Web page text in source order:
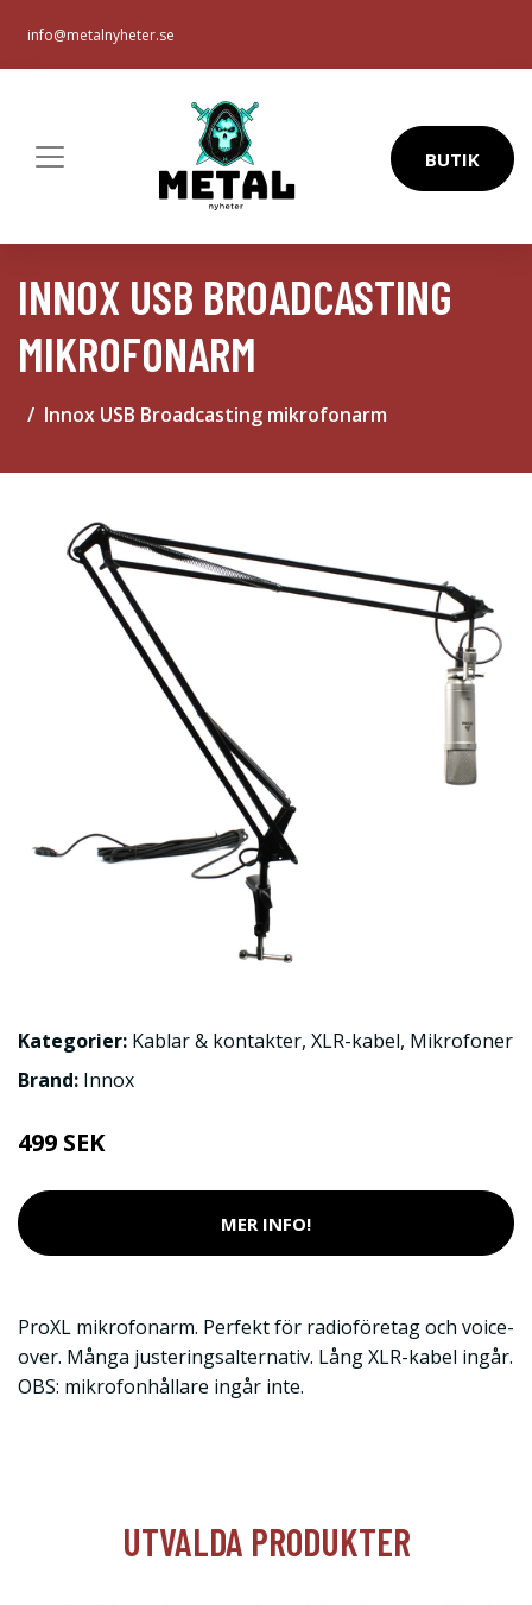
info@metalnyheter.se
BUTIK
INNOX USB BROADCASTING
MIKROFONARM
Innox USB Broadcasting mikrofonarm
Kategorier: Kablar & kontakter, XLR-kabel, Mikrofoner
Brand: Innox
499 SEK
MER INFO!
ProXL mikrofonarm. Perfekt för radioföretag och voice-
over. Många justeringsalternativ. Lång XLR-kabel ingår.
OBS: mikrofonhållare ingår inte.
UTVALDA PRODUKTER